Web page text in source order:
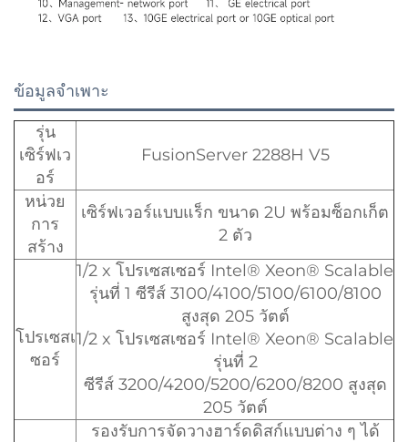
ข้อมูลจำเพาะ
รุ่น
เซิร์ฟเว
อร์
FusionServer 2288H V5
หน่วย
การ
สร้าง
เซิร์ฟเวอร์แบบแร็ก ขนาด 2U พร้อมซ็อกเก็ต
2 ตัว
โปรเซสเ
ซอร์
1/2 x โปรเซสเซอร์ Intel® Xeon® Scalable
รุ่นที่ 1 ซีรีส์ 3100/4100/5100/6100/8100
สูงสุด 205 วัตต์
1/2 x โปรเซสเซอร์ Intel® Xeon® Scalable
รุ่นที่ 2
ซีรีส์ 3200/4200/5200/6200/8200 สูงสุด
205 วัตต์
รองรับการจัดวางฮาร์ดดิสก์แบบต่าง ๆ ได้